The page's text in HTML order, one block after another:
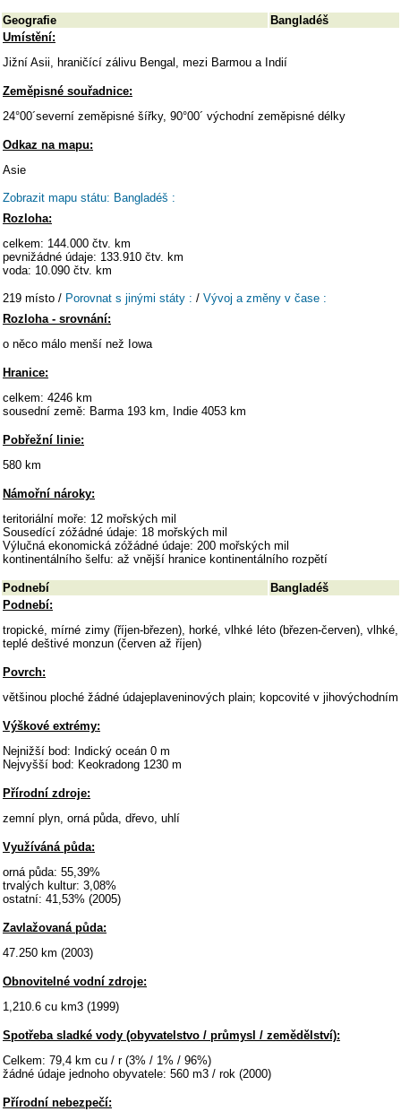
Geografie
Bangladéš
Umístění:
Jižní Asii, hraničící zálivu Bengal, mezi Barmou a Indií
Zeměpisné souřadnice:
24°00´severní zeměpisné šířky, 90°00´ východní zeměpisné délky
Odkaz na mapu:
Asie
Zobrazit mapu státu: Bangladéš :
Rozloha:
celkem: 144.000 čtv. km
pevnižádné údaje: 133.910 čtv. km
voda: 10.090 čtv. km
219 místo / Porovnat s jinými státy : / Vývoj a změny v čase :
Rozloha - srovnání:
o něco málo menší než Iowa
Hranice:
celkem: 4246 km
sousední země: Barma 193 km, Indie 4053 km
Pobřežní linie:
580 km
Námořní nároky:
teritoriální moře: 12 mořských mil
Sousedící zóžádné údaje: 18 mořských mil
Výlučná ekonomická zóžádné údaje: 200 mořských mil
kontinentálního šelfu: až vnější hranice kontinentálního rozpětí
Podnebí
Bangladéš
Podnebí:
tropické, mírné zimy (říjen-březen), horké, vlhké léto (březen-červen), vlhké,
teplé deštivé monzun (červen až říjen)
Povrch:
většinou ploché žádné údajeplaveninových plain; kopcovité v jihovýchodním
Výškové extrémy:
Nejnižší bod: Indický oceán 0 m
Nejvyšší bod: Keokradong 1230 m
Přírodní zdroje:
zemní plyn, orná půda, dřevo, uhlí
Využíváná půda:
orná půda: 55,39%
trvalých kultur: 3,08%
ostatní: 41,53% (2005)
Zavlažovaná půda:
47.250 km (2003)
Obnovitelné vodní zdroje:
1,210.6 cu km3 (1999)
Spotřeba sladké vody (obyvatelstvo / průmysl / zemědělství):
Celkem: 79,4 km cu / r (3% / 1% / 96%)
žádné údaje jednoho obyvatele: 560 m3 / rok (2000)
Přírodní nebezpečí: